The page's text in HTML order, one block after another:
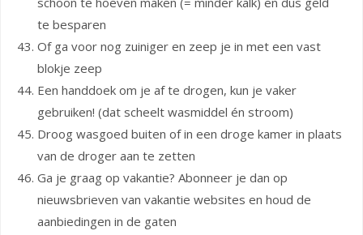
te besparen
Of ga voor nog zuiniger en zeep je in met een vast
blokje zeep
Een handdoek om je af te drogen, kun je vaker
gebruiken! (dat scheelt wasmiddel én stroom)
Droog wasgoed buiten of in een droge kamer in plaats
van de droger aan te zetten
Ga je graag op vakantie? Abonneer je dan op
nieuwsbrieven van vakantie websites en houd de
aanbiedingen in de gaten